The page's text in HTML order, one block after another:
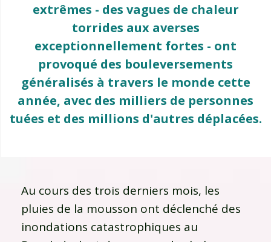
extrêmes - des vagues de chaleur
torrides aux averses
exceptionnellement fortes - ont
provoqué des bouleversements
généralisés à travers le monde cette
année, avec des milliers de personnes
tuées et des millions d'autres déplacées.
Au cours des trois derniers mois, les
pluies de la mousson ont déclenché des
inondations catastrophiques au